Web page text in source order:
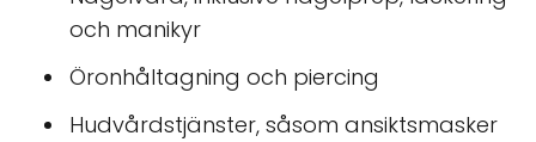
och manikyr
Öronhåltagning och piercing
Hudvårdstjänster, såsom ansiktsmasker